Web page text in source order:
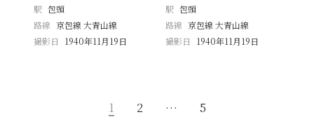
駅 包頭
路線 京包線 大青山線
撮影日
1940年11月19日
駅 包頭
路線 京包線 大青山線
撮影日
1940年11月19日
1 2 … 5